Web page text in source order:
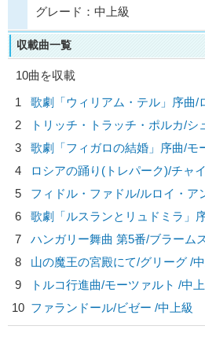
グレード：中上級
収載曲一覧
10曲を収載
1
歌劇「ウィリアム・テル」序曲/
2
トリッチ・トラッチ・ポルカ/シ
3
歌劇「フィガロの結婚」序曲/モ
4
ロシアの踊り(トレパーク)/チャ
5
フィドル・ファドル/ルロイ・ア
6
歌劇「ルスランとリュドミラ」
7
ハンガリー舞曲 第5番/ブラーム
8
山の魔王の宮殿にて/グリーグ /
9
トルコ行進曲/モーツァルト /中
10 ファランドール/ビゼー /中上級